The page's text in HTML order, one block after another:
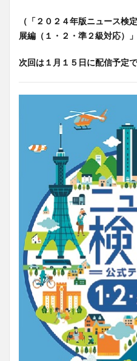
（「２０２４年版ニュース
展編（１・２・準２級対応）」
次回は１月１５日に配信予定で